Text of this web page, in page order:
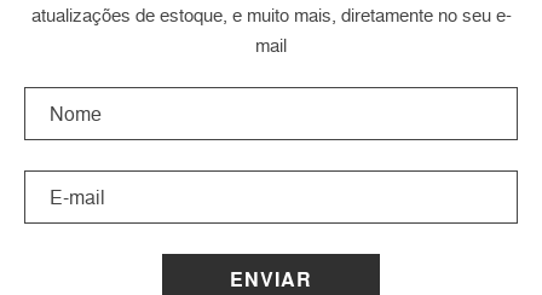
atualizações de estoque, e muito mais, diretamente no seu e-
mail
ENVIAR